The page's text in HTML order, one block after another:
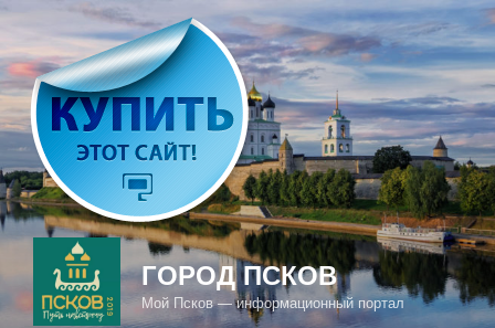
Перейти
содержимому
ГОРОД ПСКОВ
Мой Псков — информационный портал